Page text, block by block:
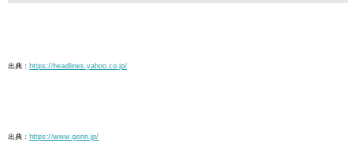
出典： https://headlines.yahoo.co.jp/
出典： https://www.gorin.jp/